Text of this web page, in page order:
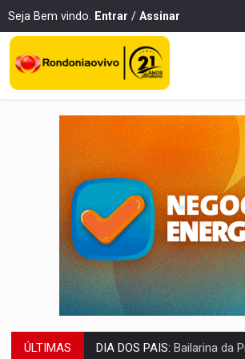
Seja Bem vindo. Entrar / Assinar
ÚLTIMAS VÍDEO:Perseguição a embarcação no